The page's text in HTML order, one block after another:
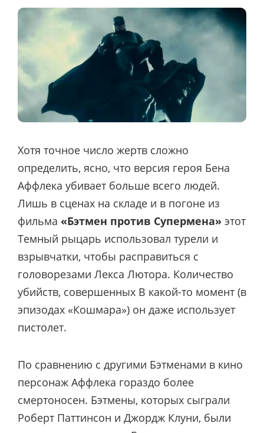
Хотя точное число жертв сложно
определить, ясно, что версия героя Бена
Аффлека убивает больше всего людей.
Лишь в сценах на складе и в погоне из
фильма «Бэтмен против Супермена» этот
Темный рыцарь использовал турели и
взрывчатки, чтобы расправиться с
головорезами Лекса Лютора. Количество
убийств, совершенных В какой-то момент (в
эпизодах «Кошмара») он даже использует
пистолет.
По сравнению с другими Бэтменами в кино
персонаж Аффлека гораздо более
смертоносен. Бэтмены, которых сыграли
Роберт Паттинсон и Джордж Клуни, были